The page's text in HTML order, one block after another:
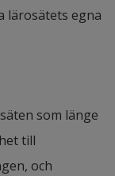
lärosätets egna
som länge
till
och